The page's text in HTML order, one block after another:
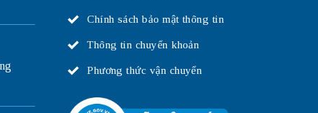
Chính sách bảo mật thông tin
Thông tin chuyển khoản
Phương thức vận chuyển